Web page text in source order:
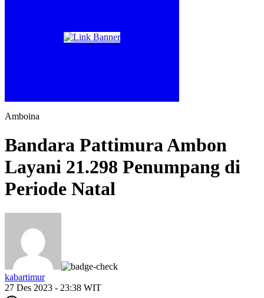
Amboina
Bandara Pattimura Ambon
Layani 21.298 Penumpang di
Periode Natal
kabartimur
27 Des 2023 - 23:38 WIT